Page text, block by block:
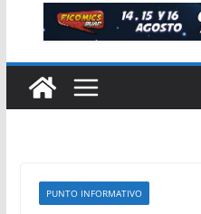
PUNTO INFORMATIVO